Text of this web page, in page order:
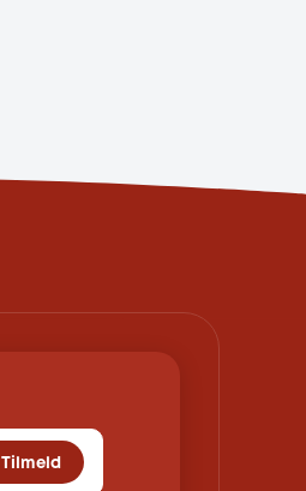
Tilmeld